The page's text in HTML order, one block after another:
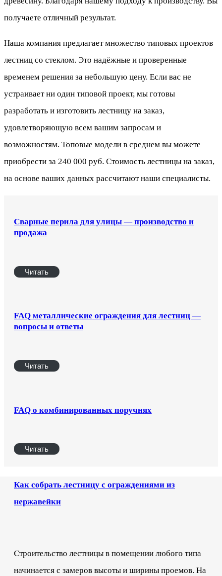
получаете отличный результат.
Наша компания предлагает множество типовых проектов
лестниц со стеклом. Это надёжные и проверенные
временем решения за небольшую цену. Если вас не
устраивает ни один типовой проект, мы готовы
разработать и изготовить лестницу на заказ,
удовлетворяющую всем вашим запросам и
возможностям. Топовые модели в среднем вы можете
приобрести за 240 000 руб. Стоимость лестницы на заказ,
на основе ваших данных рассчитают наши специалисты.
Cварные перила для улицы — производство и
продажа
Читать
FAQ металлические ограждения для лестниц —
вопросы и ответы
Читать
FAQ о комбинированных поручнях
Читать
Как собрать лестницу с ограждениями из
нержавейки
Строительство лестницы в помещении любого типа
начинается с замеров высоты и ширины проемов. На